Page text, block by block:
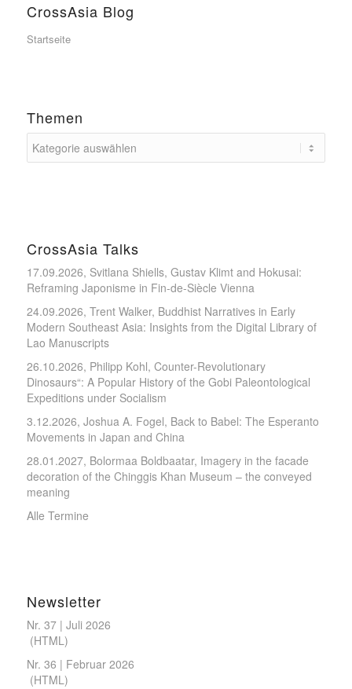
CrossAsia Blog
Startseite
Themen
CrossAsia Talks
17.09.2026, Svitlana Shiells, Gustav Klimt and Hokusai:
Reframing Japonisme in Fin-de-Siècle Vienna
24.09.2026, Trent Walker, Buddhist Narratives in Early
Modern Southeast Asia: Insights from the Digital Library of
Lao Manuscripts
26.10.2026, Philipp Kohl, Counter-Revolutionary
Dinosaurs“: A Popular History of the Gobi Paleontological
Expeditions under Socialism
3.12.2026, Joshua A. Fogel, Back to Babel: The Esperanto
Movements in Japan and China
28.01.2027, Bolormaa Boldbaatar, Imagery in the facade
decoration of the Chinggis Khan Museum – the conveyed
meaning
Alle Termine
Newsletter
Nr. 37 | Juli 2026
(HTML)
Nr. 36 | Februar 2026
(HTML)